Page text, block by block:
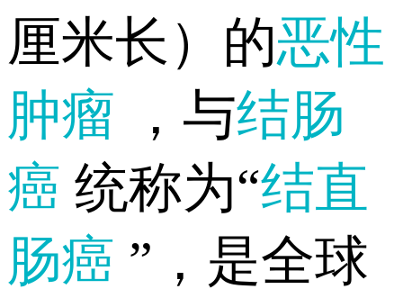
厘米长）的恶性
肿瘤
，与结肠
癌 统称为“结直
肠癌 ”，是全球